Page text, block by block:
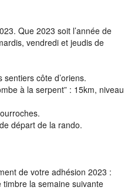
Que 2023 soit l’année de
vendredi et jeudis de
côte d’oriens.
à la serpent” : 15km, niveau
départ de la rando.
de votre adhésion 2023 :
la semaine suivante